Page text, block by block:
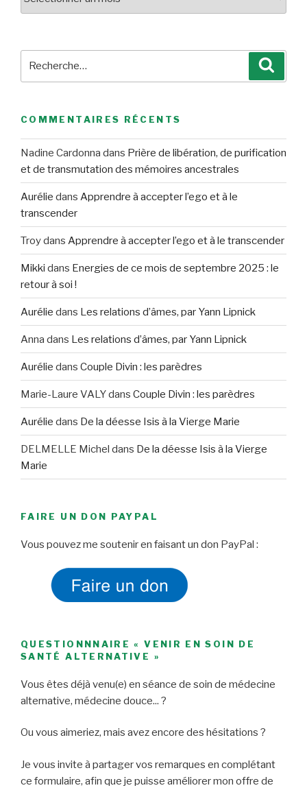
COMMENTAIRES RÉCENTS
Nadine Cardonna dans Prière de libération, de purification
et de transmutation des mémoires ancestrales
Aurélie dans Apprendre à accepter l’ego et à le
transcender
Troydans Apprendre à accepter l’ego et à le transcender
Mikki dans Energies de ce mois de septembre 2025 : le
retour à soi !
Aurélie dans Les relations d’âmes, par Yann Lipnick
Anna dans Les relations d’âmes, par Yann Lipnick
Aurélie dans Couple Divin : les parèdres
Marie-Laure VALYdans Couple Divin : les parèdres
Aurélie dans De la déesse Isis à la Vierge Marie
DELMELLE Michel dans De la déesse Isis à la Vierge
Marie
FAIRE UN DON PAYPAL
Vous pouvez me soutenir en faisant un don PayPal :
QUESTIONNNAIRE « VENIR EN SOIN DE
SANTÉ ALTERNATIVE »
Vous êtes déjà venu(e) en séance de soin de médecine
alternative, médecine douce... ?
Ou vous aimeriez, mais avez encore des hésitations ?
Je vous invite à partager vos remarques en complétant
ce formulaire, afin que je puisse améliorer mon offre de